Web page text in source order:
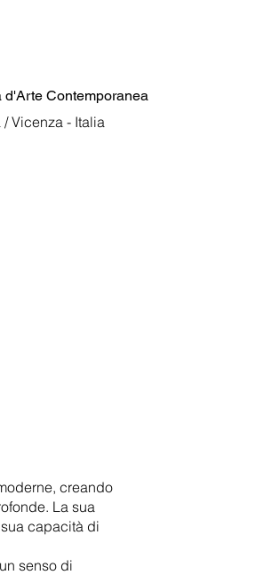
d'Arte Contemporanea
/ Vicenza - Italia
creando
La sua
capacità di
senso di